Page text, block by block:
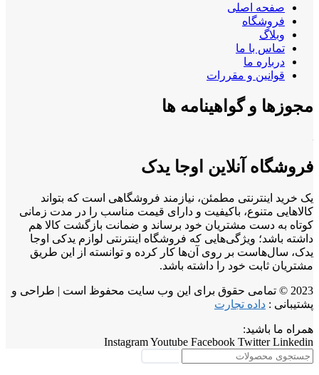
صفحه اصلی
فروشگاه
وبلاگ
تماس با ما
درباره ما
قوانین و مقررات
مجوزها و گواهینامه ها
فروشگاه آنلاین اوجا یدک
یک خرید اینترنتی مطمئن، نیازمند فروشگاهی است که بتواند
کالاهایی متنوع، باکیفیت و دارای قیمت مناسب را در مدت زمانی
کوتاه به دست مشتریان خود برساند و ضمانت بازگشت کالا هم
داشته باشد؛ ویژگی‌هایی که فروشگاه اینترنتی لوازم یدکی اوجا
یدک، سال‌هاست بر روی آن‌ها کار کرده و توانسته از این طریق
مشتریان ثابت خود را داشته باشد.
2023 © تمامی حقوق برای این وب سایت محفوظ است | طراحی و
پشتیبانی : داده تجارت
همراه ما باشید:
InstagramYoutube Facebook Twitter Linkedin